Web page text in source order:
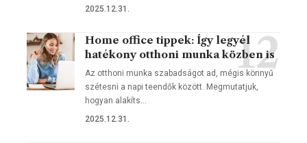
2025.12.31.
Home office tippek: Így legyél
hatékony otthoni munka közben is
Az otthoni munka szabadságot ad, mégis könnyű
szétesni a napi teendők között. Megmutatjuk,
hogyan alakíts…
2025.12.31.